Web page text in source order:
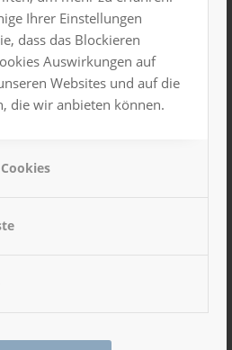
Ihrer Einstellungen
dass das Blockieren
Auswirkungen auf
Websites und auf die
die wir anbieten können.